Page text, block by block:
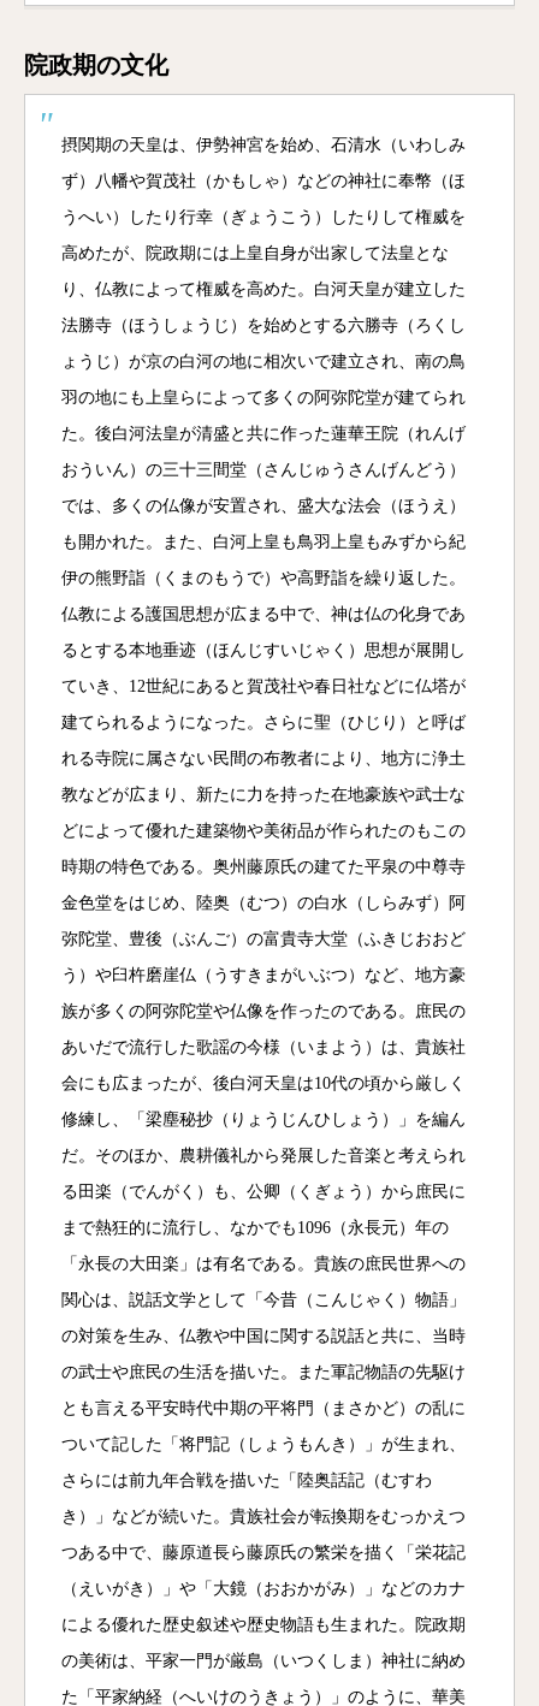
院政期の文化
摂関期の天皇は、伊勢神宮を始め、石清水（いわしみ
ず）八幡や賀茂社（かもしゃ）などの神社に奉幣（ほ
うへい）したり行幸（ぎょうこう）したりして権威を
高めたが、院政期には上皇自身が出家して法皇とな
り、仏教によって権威を高めた。白河天皇が建立した
法勝寺（ほうしょうじ）を始めとする六勝寺（ろくし
ょうじ）が京の白河の地に相次いで建立され、南の鳥
羽の地にも上皇らによって多くの阿弥陀堂が建てられ
た。後白河法皇が清盛と共に作った蓮華王院（れんげ
おういん）の三十三間堂（さんじゅうさんげんどう）
では、多くの仏像が安置され、盛大な法会（ほうえ）
も開かれた。また、白河上皇も鳥羽上皇もみずから紀
伊の熊野詣（くまのもうで）や高野詣を繰り返した。
仏教による護国思想が広まる中で、神は仏の化身であ
るとする本地垂迹（ほんじすいじゃく）思想が展開し
ていき、12世紀にあると賀茂社や春日社などに仏塔が
建てられるようになった。さらに聖（ひじり）と呼ば
れる寺院に属さない民間の布教者により、地方に浄土
教などが広まり、新たに力を持った在地豪族や武士な
どによって優れた建築物や美術品が作られたのもこの
時期の特色である。奥州藤原氏の建てた平泉の中尊寺
金色堂をはじめ、陸奥（むつ）の白水（しらみず）阿
弥陀堂、豊後（ぶんご）の富貴寺大堂（ふきじおおど
う）や臼杵磨崖仏（うすきまがいぶつ）など、地方豪
族が多くの阿弥陀堂や仏像を作ったのである。庶民の
あいだで流行した歌謡の今様（いまよう）は、貴族社
会にも広まったが、後白河天皇は10代の頃から厳しく
修練し、「梁塵秘抄（りょうじんひしょう）」を編ん
だ。そのほか、農耕儀礼から発展した音楽と考えられ
る田楽（でんがく）も、公卿（くぎょう）から庶民に
まで熱狂的に流行し、なかでも1096（永長元）年の
「永長の大田楽」は有名である。貴族の庶民世界への
関心は、説話文学として「今昔（こんじゃく）物語」
の対策を生み、仏教や中国に関する説話と共に、当時
の武士や庶民の生活を描いた。また軍記物語の先駆け
とも言える平安時代中期の平将門（まさかど）の乱に
ついて記した「将門記（しょうもんき）」が生まれ、
さらには前九年合戦を描いた「陸奥話記（むすわ
き）」などが続いた。貴族社会が転換期をむっかえつ
つある中で、藤原道長ら藤原氏の繁栄を描く「栄花記
（えいがき）」や「大鏡（おおかがみ）」などのカナ
による優れた歴史叙述や歴史物語も生まれた。院政期
の美術は、平家一門が厳島（いつくしま）神社に納め
た「平家納経（へいけのうきょう）」のように、華美